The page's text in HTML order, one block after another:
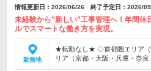
情報更新日：2026/06/26 終了予定日：2026/
未経験から”新しい”工事管理へ！年間休
ルでスマートな働き方を実現。
勤務地
★転勤なし★ ◇首都圏エリア
リア（京都・大阪・兵庫・奈良